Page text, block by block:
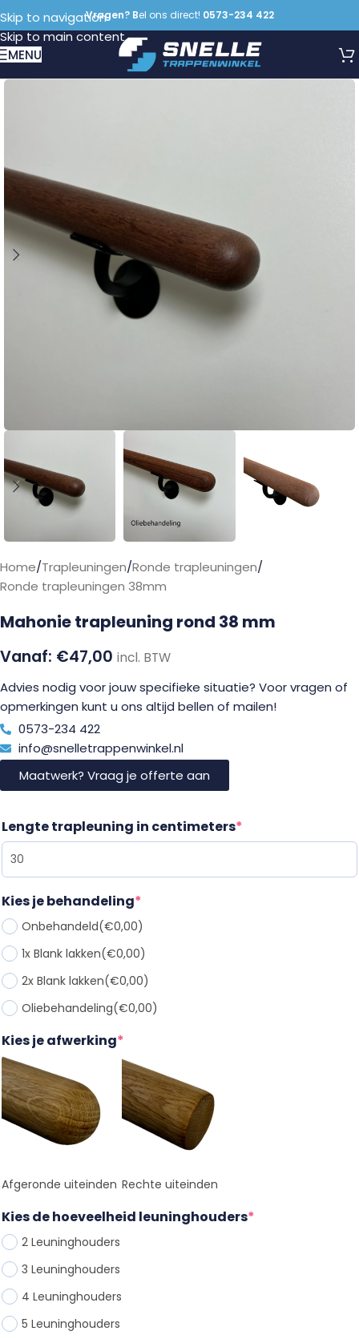
Skip to navigation
Skip to main content
Vragen? Bel ons direct! 0573-234 422
MENU
Home/Trapleuningen/Ronde trapleuningen/
Ronde trapleuningen 38mm
Mahonie trapleuning rond 38 mm
€47,00 incl. BTW
Advies nodig voor jouw specifieke situatie? Voor vragen of
opmerkingen kunt u ons altijd bellen of mailen!
0573-234 422
info@snelletrappenwinkel.nl
Maatwerk? Vraag je offerte aan
Lengte trapleuning in centimeters*
Kies je behandeling*
Onbehandeld(€0,00)
1x Blank lakken(€0,00)
2x Blank lakken(€0,00)
Oliebehandeling(€0,00)
Kies je afwerking*
Afgeronde uiteinden Rechte uiteinden
Kies de hoeveelheid leuninghouders*
2 Leuninghouders
3 Leuninghouders
4 Leuninghouders
5 Leuninghouders